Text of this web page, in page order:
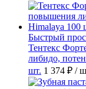
Быстрый
Тентекс
либидо,
шт. 1 374 ₽ /